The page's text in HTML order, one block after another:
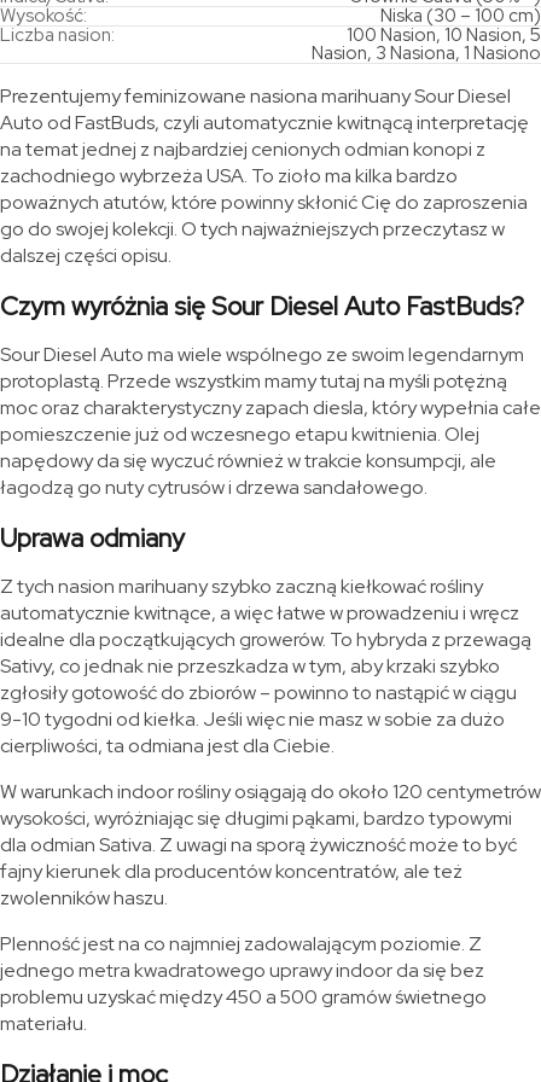
Wysokość:
Niska (30 – 100 cm)
Liczba nasion:
100 Nasion, 10 Nasion, 5
Nasion, 3 Nasiona, 1 Nasiono
Prezentujemy feminizowane nasiona marihuany Sour Diesel
Auto od FastBuds, czyli automatycznie kwitnącą interpretację
na temat jednej z najbardziej cenionych odmian konopi z
zachodniego wybrzeża USA. To zioło ma kilka bardzo
poważnych atutów, które powinny skłonić Cię do zaproszenia
go do swojej kolekcji. O tych najważniejszych przeczytasz w
dalszej części opisu.
Czym wyróżnia się Sour Diesel Auto FastBuds?
Sour Diesel Auto ma wiele wspólnego ze swoim legendarnym
protoplastą. Przede wszystkim mamy tutaj na myśli potężną
moc oraz charakterystyczny zapach diesla, który wypełnia całe
pomieszczenie już od wczesnego etapu kwitnienia. Olej
napędowy da się wyczuć również w trakcie konsumpcji, ale
łagodzą go nuty cytrusów i drzewa sandałowego.
Uprawa odmiany
Z tych nasion marihuany szybko zaczną kiełkować rośliny
automatycznie kwitnące, a więc łatwe w prowadzeniu i wręcz
idealne dla początkujących growerów. To hybryda z przewagą
Sativy, co jednak nie przeszkadza w tym, aby krzaki szybko
zgłosiły gotowość do zbiorów – powinno to nastąpić w ciągu
9-10 tygodni od kiełka. Jeśli więc nie masz w sobie za dużo
cierpliwości, ta odmiana jest dla Ciebie.
W warunkach indoor rośliny osiągają do około 120 centymetrów
wysokości, wyróżniając się długimi pąkami, bardzo typowymi
dla odmian Sativa. Z uwagi na sporą żywiczność może to być
fajny kierunek dla producentów koncentratów, ale też
zwolenników haszu.
Plenność jest na co najmniej zadowalającym poziomie. Z
jednego metra kwadratowego uprawy indoor da się bez
problemu uzyskać między 450 a 500 gramów świetnego
materiału.
Działanie i moc